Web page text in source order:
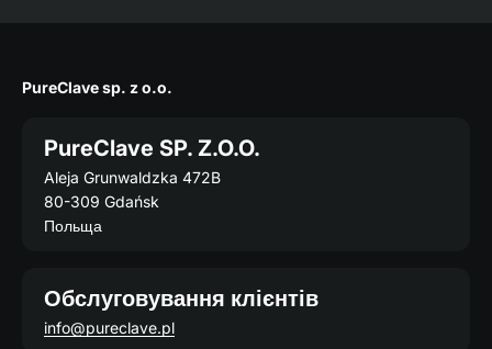
PureClave sp. z o.o.
PureClave SP. Z.O.O.
Aleja Grunwaldzka 472B
80-309 Gdańsk
Польща
Обслуговування клієнтів
info@pureclave.pl